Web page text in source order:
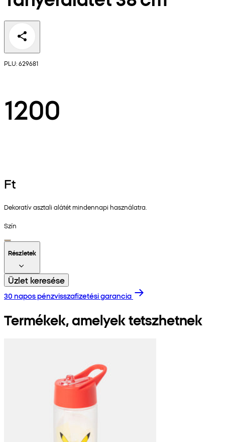
PLU: 629681
1200
Ft
Dekoratív asztali alátét mindennapi használatra.
Szín
Részletek
Üzlet keresése
30 napos pénzvisszafizetési garancia
Termékek, amelyek tetszhetnek